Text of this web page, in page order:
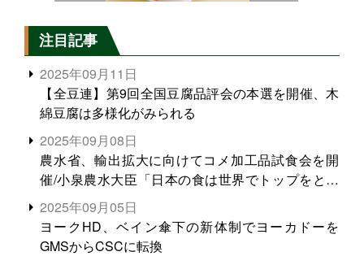
注目記事
2025年09月11日
【全豆連】第9回全国豆腐品評会の本選を開催、木
綿豆腐は多様化がみられる
2025年09月08日
農水省、輸出拡大に向けてコメ加工品試食会を開
催/小泉農水大臣「日本の食は世界でトップをとれ
る。米増産に向けて、米輸出需要の拡大を」
2025年09月05日
ヨークHD、ベイン傘下の新体制でヨーカドーを
GMSからCSCに転換